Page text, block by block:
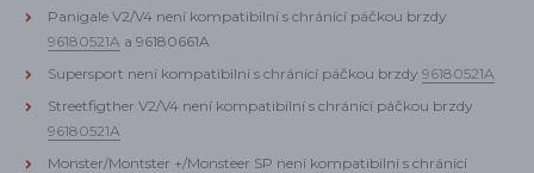
Panigale V2/V4 není kompatibilní s chránící páčkou brzdy
96180521A a 96180661A
Supersport není kompatibilní s chránící páčkou brzdy 96180521A
Streetfigther V2/V4 není kompatibilní s chránící páčkou brzdy
96180521A
Monster/Montster +/Monsteer SP není kompatibilní s chránící